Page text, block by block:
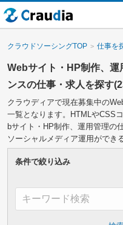
クラウドソーシングTOP 仕事を
Webサイト・HP制作、運
ンスの仕事・求人を探す
クラウディアで現在募集中の
一覧となります。HTMLやCSS
bサイト・HP制作、運用管理の
ソーシャルメディア運用ができ
条件で絞り込み